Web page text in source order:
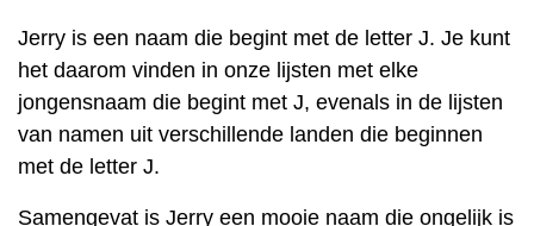
Jerry is een naam die begint met de letter J. Je kunt
het daarom vinden in onze lijsten met elke
jongensnaam die begint met J, evenals in de lijsten
van namen uit verschillende landen die beginnen
met de letter J.
Samengevat is Jerry een mooie naam die ongelijk is